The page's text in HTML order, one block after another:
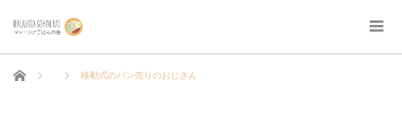
ホーム 移動式のパン売りのおじさん